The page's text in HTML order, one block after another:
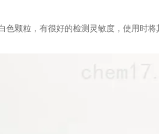
色颗粒，有很好的检测灵敏度，使用时